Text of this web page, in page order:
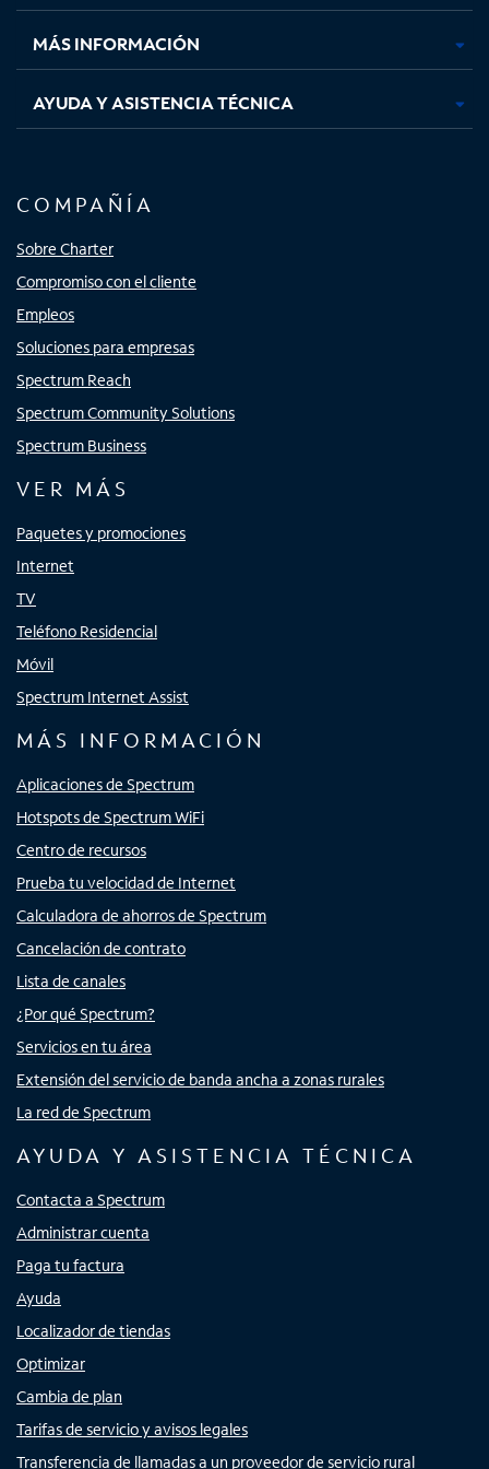
nuevanuevanuevanueva
MÁS INFORMACIÓN
AYUDA Y ASISTENCIA TÉCNICA
COMPAÑÍA
Sobre Charter
Compromiso con el cliente
Empleos
Soluciones para empresas
Spectrum Reach
Spectrum Community Solutions
Spectrum Business
VER MÁS
Paquetes y promociones
Internet
TV
Teléfono Residencial
Móvil
Spectrum Internet Assist
MÁS INFORMACIÓN
Aplicaciones de Spectrum
Hotspots de Spectrum WiFi
Centro de recursos
Prueba tu velocidad de Internet
Calculadora de ahorros de Spectrum
Cancelación de contrato
Lista de canales
¿Por qué Spectrum?
Servicios en tu área
Extensión del servicio de banda ancha a zonas rurales
La red de Spectrum
AYUDA Y ASISTENCIA TÉCNICA
Contacta a Spectrum
Administrar cuenta
Paga tu factura
Ayuda
Localizador de tiendas
Optimizar
Cambia de plan
Tarifas de servicio y avisos legales
Transferencia de llamadas a un proveedor de servicio rural